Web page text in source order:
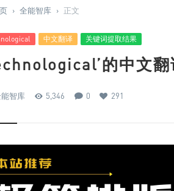
› 全能智库 › 正文
中文翻译 关键词提取结果
的中文翻
智库 5,346 0 291